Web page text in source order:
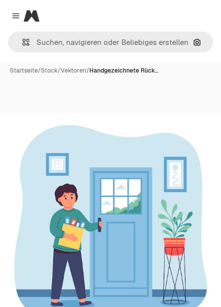
Close menu
Magnific
Nach
Startseite/Stock/Vektoren/Handgezeichnete Rück…